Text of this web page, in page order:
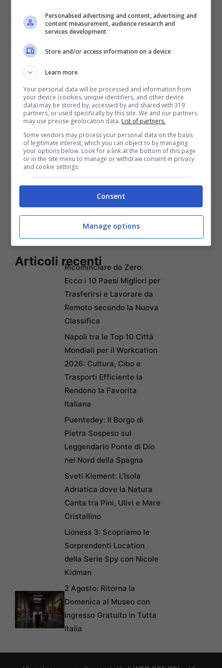
da tutti gli aeroporti in Europa
scalo tedesco, possono stare tranquilli
malgrado le alte temperature a
destinazione:Eurowings offre voli a
partire da 219 Euro a tratta per Puerto
Plata e da 249 Euro oneway per Punta
Cana con tutto il comfort di un volo a
lungo raggio offerto da comode poltrone
e un’ampia offerta di intrattenimento a
. Entrambi i voli sono prenotabili per
esempio online su www.eurowings.com
Articoli recentiRicominciare da Zero:
Ecco i 10 Paesi Migliori per
Trasferirsi e Lavorare da
Remoto secondo la Nuova
Classifica
Napoli tra le Top 10 Città
Mondiali per il Workcation
2026: Cultura, Cibo e
Trasporti Efficiente la
Rendono la Favorita
Italiana
Puentedey: Il Borgo di
Pietra Sospeso sul
Leggendario Ponte di Dio
nel Nord della Spagna
Sveti Klement: L’Isola
Adriatica dove la Natura
Canta tra Pini, Ulivi e Mare
Cristallino
Lioness 3: Scopriamo le
Sorprendenti Location
della Serie Spy con Nicole
Kidman
2 Agosto: Ritorna la
Domenica al Museo con
Ingresso Gratuito in Tutta
Italia
Personalised advertising and content, advertising and
content measurement, audience research and
services development
Store and/or access information on a device
Learn more
Your personal data will be processed and information from
your device (cookies, unique identifiers, and other device
data) may be stored by, accessed by and shared with 319
partners, or used specifically by this site. We and our partners
may use precise geolocation data. List of partners.
Some vendors may process your personal data on the basis
of legitimate interest, which you can object to by managing
your options below. Look for a link at the bottom of this page
or in the site menu to manage or withdraw consent in privacy
and cookie settings.
Consent
Manage options